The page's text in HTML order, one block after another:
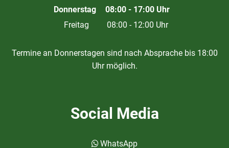
Von 08:00 bis 12:00 Uhr
Donnerstag 08:00 - 17:00 Uhr
Von 08:00 bis 17:00 Uhr
Freitag 08:00 - 12:00 Uhr
Termine an Donnerstagen sind nach Absprache bis 18:00
Uhr möglich.
Social Media
WhatsApp